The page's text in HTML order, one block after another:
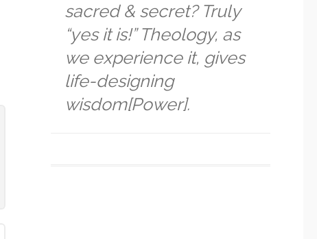
sacred & secret? Truly
“yes it is!” Theology, as
we experience it, gives
life-designing
wisdom[Power].